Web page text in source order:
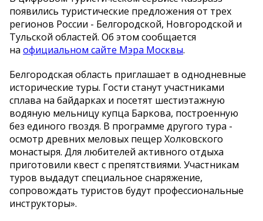
появились туристические предложения от трех
регионов России - Белгородской, Новгородской и
Тульской областей. Об этом сообщается
на официальном сайте Мэра Москвы.
Белгородская область приглашает в однодневные
исторические туры. Гости станут участниками
сплава на байдарках и посетят шестиэтажную
водяную мельницу купца Баркова, построенную
без единого гвоздя. В программе другого тура -
осмотр древних меловых пещер Холковского
монастыря. Для любителей активного отдыха
приготовили квест с препятствиями. Участникам
туров выдадут специальное снаряжение,
сопровождать туристов будут профессиональные
инструкторы».